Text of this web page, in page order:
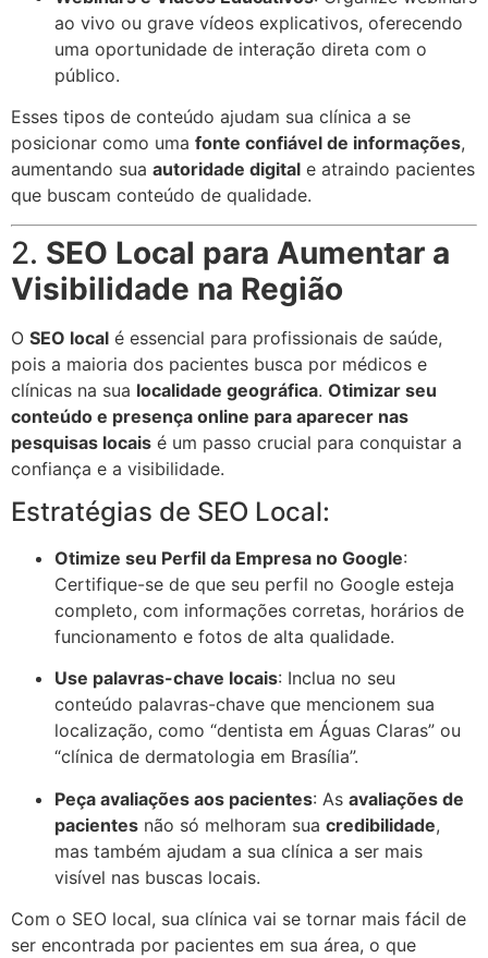
ao vivo ou grave vídeos explicativos, oferecendo
uma oportunidade de interação direta com o
público.
Esses tipos de conteúdo ajudam sua clínica a se
posicionar como uma fonte confiável de informações,
aumentando sua autoridade digital e atraindo pacientes
que buscam conteúdo de qualidade.
2. SEO Local para Aumentar a
Visibilidade na Região
O SEO local é essencial para profissionais de saúde,
pois a maioria dos pacientes busca por médicos e
clínicas na sua localidade geográfica. Otimizar seu
conteúdo e presença online para aparecer nas
pesquisas locais é um passo crucial para conquistar a
confiança e a visibilidade.
Estratégias de SEO Local:
Otimize seu Perfil da Empresa no Google:
Certifique-se de que seu perfil no Google esteja
completo, com informações corretas, horários de
funcionamento e fotos de alta qualidade.
Use palavras-chave locais: Inclua no seu
conteúdo palavras-chave que mencionem sua
localização, como “dentista em Águas Claras” ou
“clínica de dermatologia em Brasília”.
Peça avaliações aos pacientes: As avaliações de
pacientes não só melhoram sua credibilidade,
mas também ajudam a sua clínica a ser mais
visível nas buscas locais.
Com o SEO local, sua clínica vai se tornar mais fácil de
ser encontrada por pacientes em sua área, o que